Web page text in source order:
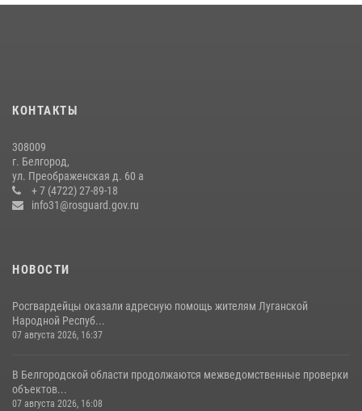
В Белгороде росгвардейцы приняли участие в круглом столе с
представителем Российского общества «Знание»
17 июля 2026, 07:10
КОНТАКТЫ
308009
г. Белгород,
ул. Преображенская д. 60 а
+ 7 (4722) 27-89-18
info31@rosguard.gov.ru
НОВОСТИ
Росгвардейцы оказали адресную помощь жителям Луганской
Народной Респуб...
07 августа 2026, 16:37
В Белгородской области продолжаются межведомственные проверки
объектов...
07 августа 2026, 16:08